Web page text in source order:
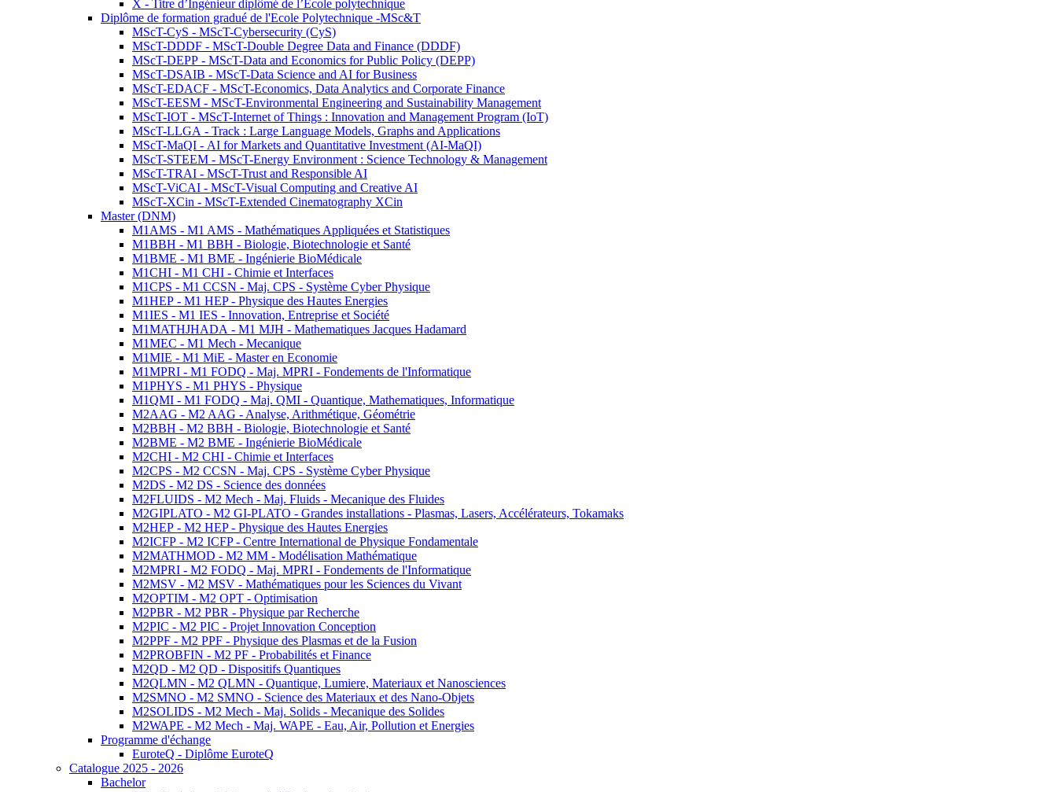
X - Titre d’Ingénieur diplômé de l’École polytechnique
Diplôme de formation gradué de l'Ecole Polytechnique -MSc&T
MScT-CyS - MScT-Cybersecurity (CyS)
MScT-DDDF - MScT-Double Degree Data and Finance (DDDF)
MScT-DEPP - MScT-Data and Economics for Public Policy (DEPP)
MScT-DSAIB - MScT-Data Science and AI for Business
MScT-EDACF - MScT-Economics, Data Analytics and Corporate Finance
MScT-EESM - MScT-Environmental Engineering and Sustainability Management
MScT-IOT - MScT-Internet of Things : Innovation and Management Program (IoT)
MScT-LLGA - Track : Large Language Models, Graphs and Applications
MScT-MaQI - AI for Markets and Quantitative Investment (AI-MaQI)
MScT-STEEM - MScT-Energy Environment : Science Technology & Management
MScT-TRAI - MScT-Trust and Responsible AI
MScT-ViCAI - MScT-Visual Computing and Creative AI
MScT-XCin - MScT-Extended Cinematography XCin
Master (DNM)
M1AMS - M1 AMS - Mathématiques Appliquées et Statistiques
M1BBH - M1 BBH - Biologie, Biotechnologie et Santé
M1BME - M1 BME - Ingénierie BioMédicale
M1CHI - M1 CHI - Chimie et Interfaces
M1CPS - M1 CCSN - Maj. CPS - Système Cyber Physique
M1HEP - M1 HEP - Physique des Hautes Energies
M1IES - M1 IES - Innovation, Entreprise et Société
M1MATHJHADA - M1 MJH - Mathematiques Jacques Hadamard
M1MEC - M1 Mech - Mecanique
M1MIE - M1 MiE - Master en Economie
M1MPRI - M1 FODQ - Maj. MPRI - Fondements de l'Informatique
M1PHYS - M1 PHYS - Physique
M1QMI - M1 FODQ - Maj. QMI - Quantique, Mathematiques, Informatique
M2AAG - M2 AAG - Analyse, Arithmétique, Géométrie
M2BBH - M2 BBH - Biologie, Biotechnologie et Santé
M2BME - M2 BME - Ingénierie BioMédicale
M2CHI - M2 CHI - Chimie et Interfaces
M2CPS - M2 CCSN - Maj. CPS - Système Cyber Physique
M2DS - M2 DS - Science des données
M2FLUIDS - M2 Mech - Maj. Fluids - Mecanique des Fluides
M2GIPLATO - M2 GI-PLATO - Grandes installations - Plasmas, Lasers, Accélérateurs, Tokamaks
M2HEP - M2 HEP - Physique des Hautes Energies
M2ICFP - M2 ICFP - Centre International de Physique Fondamentale
M2MATHMOD - M2 MM - Modélisation Mathématique
M2MPRI - M2 FODQ - Maj. MPRI - Fondements de l'Informatique
M2MSV - M2 MSV - Mathématiques pour les Sciences du Vivant
M2OPTIM - M2 OPT - Optimisation
M2PBR - M2 PBR - Physique par Recherche
M2PIC - M2 PIC - Projet Innovation Conception
M2PPF - M2 PPF - Physique des Plasmas et de la Fusion
M2PROBFIN - M2 PF - Probabilités et Finance
M2QD - M2 QD - Dispositifs Quantiques
M2QLMN - M2 QLMN - Quantique, Lumiere, Materiaux et Nanosciences
M2SMNO - M2 SMNO - Science des Materiaux et des Nano-Objets
M2SOLIDS - M2 Mech - Maj. Solids - Mecanique des Solides
M2WAPE - M2 Mech - Maj. WAPE - Eau, Air, Pollution et Energies
Programme d'échange
EuroteQ - Diplôme EuroteQ
Catalogue 2025 - 2026
Bachelor